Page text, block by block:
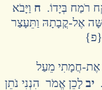
רֹמַח בְּיָדוֹ. ח וַיָּבֹא
אֶל-קֳבָתָהּ וַתֵּעָצַר
{פ}
אֶת-חֲמָתִי מֵעַל
יב לָכֵן אֱמֹר הִנְנִי נֹתֵן